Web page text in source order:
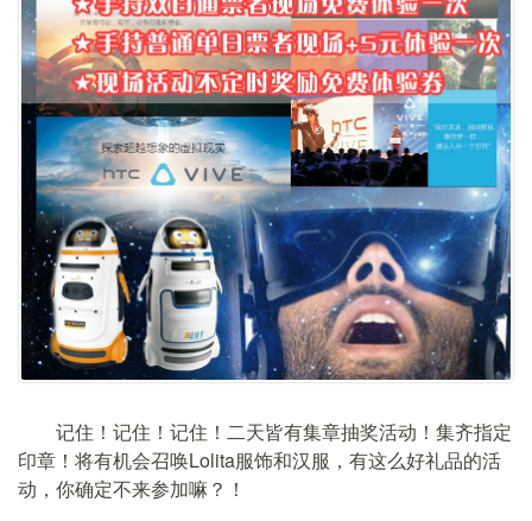
记住！记住！记住！二天皆有集章抽奖活动！集齐指定
印章！将有机会召唤Lolita服饰和汉服，有这么好礼品的活
动，你确定不来参加嘛？！